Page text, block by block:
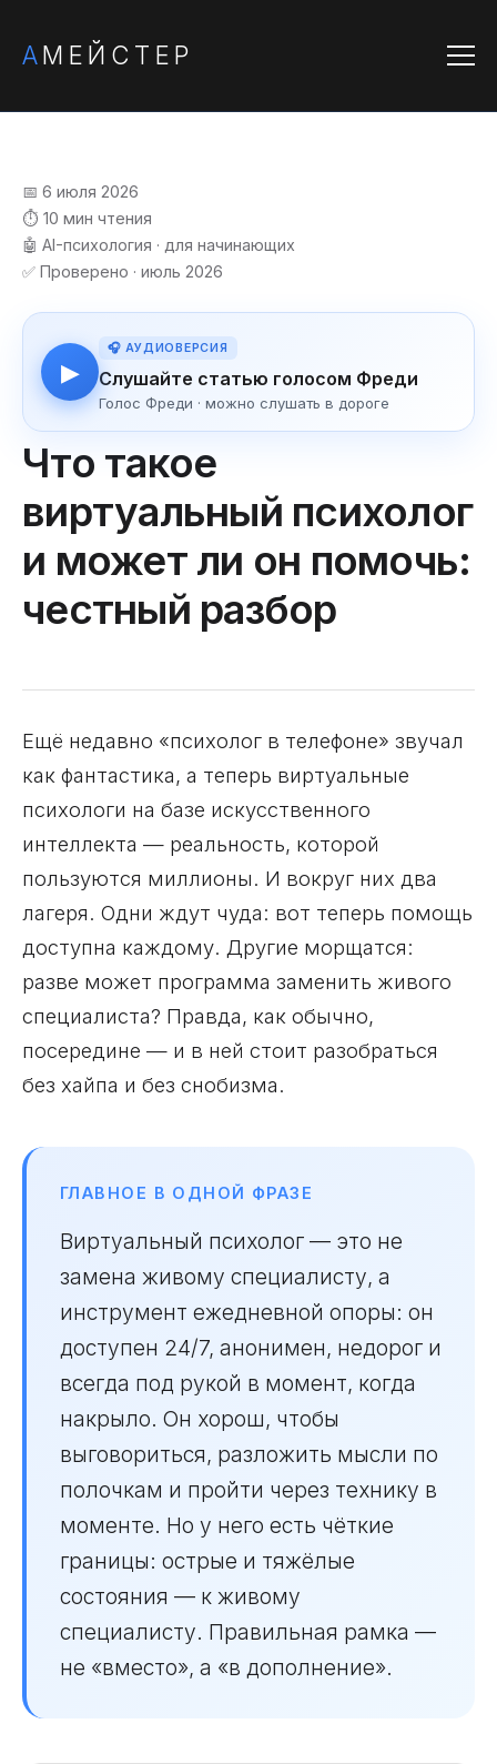
АМЕЙСТЕР
📅 6 июля 2026
⏱️ 10 мин чтения
🤖 AI-психология · для начинающих
✅ Проверено · июль 2026
▶
🎧 АУДИОВЕРСИЯ
Слушайте статью голосом Фреди
Голос Фреди · можно слушать в дороге
Что такое
виртуальный психолог
и может ли он помочь:
честный разбор
Ещё недавно «психолог в телефоне» звучал
как фантастика, а теперь виртуальные
психологи на базе искусственного
интеллекта — реальность, которой
пользуются миллионы. И вокруг них два
лагеря. Одни ждут чуда: вот теперь помощь
доступна каждому. Другие морщатся:
разве может программа заменить живого
специалиста? Правда, как обычно,
посередине — и в ней стоит разобраться
без хайпа и без снобизма.
ГЛАВНОЕ В ОДНОЙ ФРАЗЕ
Виртуальный психолог — это не
замена живому специалисту, а
инструмент ежедневной опоры: он
доступен 24/7, анонимен, недорог и
всегда под рукой в момент, когда
накрыло. Он хорош, чтобы
выговориться, разложить мысли по
полочкам и пройти через технику в
моменте. Но у него есть чёткие
границы: острые и тяжёлые
состояния — к живому
специалисту. Правильная рамка —
не «вместо», а «в дополнение».